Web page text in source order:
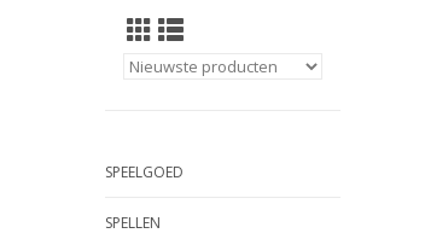
SPEELGOED
SPELLEN